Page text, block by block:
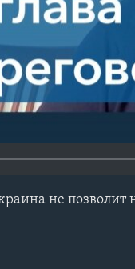
не позволит